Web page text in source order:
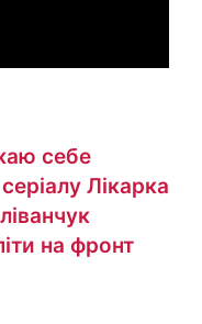
себе
Лікарка
на фронт